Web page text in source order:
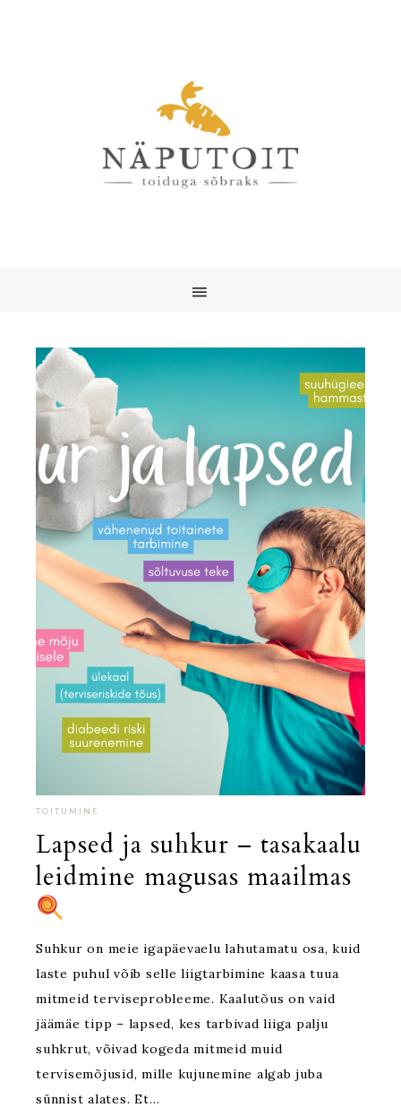
TOITUMINE ·
Lapsed ja suhkur – tasakaalu
leidmine magusas maailmas
Suhkur on meie igapäevaelu lahutamatu osa, kuid
laste puhul võib selle liigtarbimine kaasa tuua
mitmeid terviseprobleeme. Kaalutõus on vaid
jäämäe tipp – lapsed, kes tarbivad liiga palju
suhkrut, võivad kogeda mitmeid muid
tervisemõjusid, mille kujunemine algab juba
sünnist alates. Et…